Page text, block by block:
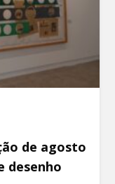
de agosto
desenho